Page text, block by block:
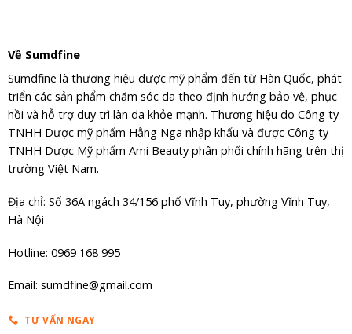
Về Sumdfine
Sumdfine là thương hiệu dược mỹ phẩm đến từ Hàn Quốc, phát
triển các sản phẩm chăm sóc da theo định hướng bảo vệ, phục
hồi và hỗ trợ duy trì làn da khỏe mạnh. Thương hiệu do Công ty
TNHH Dược mỹ phẩm Hằng Nga nhập khẩu và được Công ty
TNHH Dược Mỹ phẩm Ami Beauty phân phối chính hãng trên thị
trường Việt Nam.
Địa chỉ: Số 36A ngách 34/156 phố Vĩnh Tuy, phường Vĩnh Tuy,
Hà Nội
Hotline: 0969 168 995
Email: sumdfine@gmail.com
TƯ VẤN NGAY